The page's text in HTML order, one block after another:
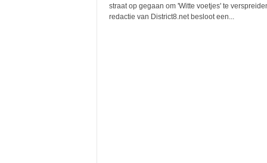
straat op gegaan om 'Witte voetjes' te
redactie van District8.net besloot een...